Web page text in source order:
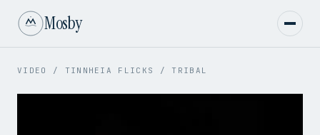
Mosby
VIDEO / TINNHEIA FLICKS / TRIBAL